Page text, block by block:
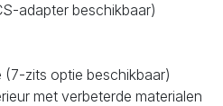
adapter beschikbaar)
(7-zits optie beschikbaar)
met verbeterde materialen